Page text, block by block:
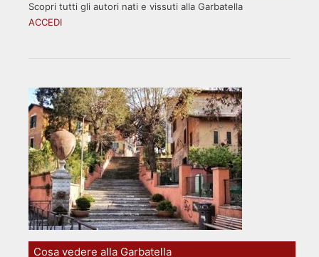
Scopri tutti gli autori nati e vissuti alla Garbatella
ACCEDI
Cosa vedere alla Garbatella